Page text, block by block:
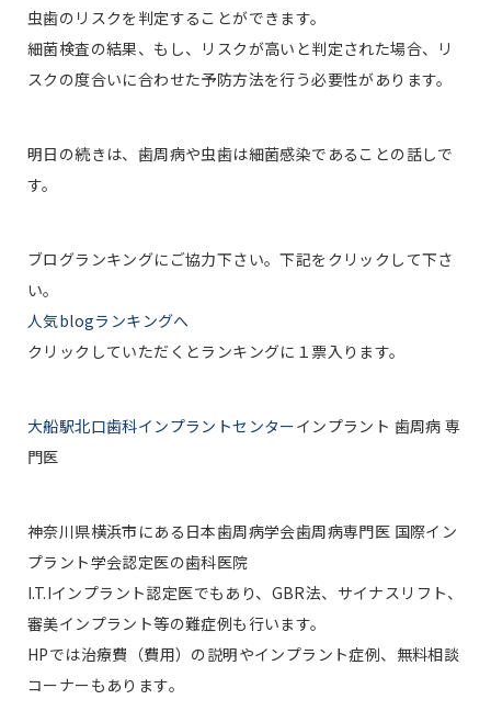
虫歯のリスクを判定することができます。
細菌検査の結果、もし、リスクが高いと判定された場合、リ
スクの度合いに合わせた予防方法を行う必要性があります。
明日の続きは、歯周病や虫歯は細菌感染であることの話しで
す。
ブログランキングにご協力下さい。下記をクリックして下さ
い。
人気blogランキングへ
クリックしていただくとランキングに１票入ります。
大船駅北口歯科インプラントセンターインプラント 歯周病 専
門医
神奈川県横浜市にある日本歯周病学会歯周病専門医 国際イン
プラント学会認定医の歯科医院
I.T.Iインプラント認定医でもあり、GBR法、サイナスリフト、
審美インプラント等の難症例も行います。
HPでは治療費（費用）の説明やインプラント症例、無料相談
コーナーもあります。